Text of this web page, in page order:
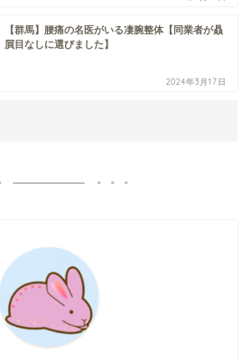
【群馬】腰痛の名医がいる凄腕整体【同業者が贔
屓目なしに選びました】
2024年3月17日